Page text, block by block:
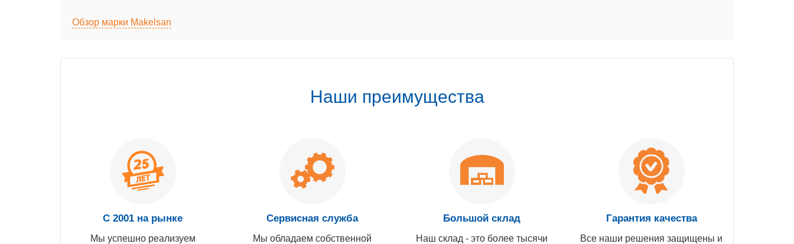
Обзор марки Makelsan
Наши преимущества
С 2001 на рынке
Мы успешно реализуем
Сервисная служба
Мы обладаем собственной
Большой склад
Наш склад - это более тысячи
Гарантия качества
Все наши решения защищены и